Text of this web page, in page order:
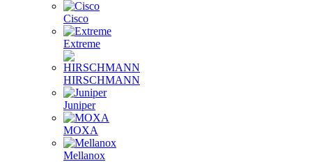
Cisco
Extreme
HIRSCHMANN
Juniper
MOXA
Mellanox